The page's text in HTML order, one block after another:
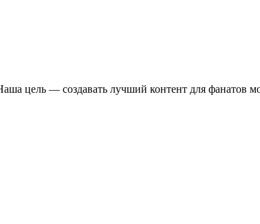
цель — создавать лучший контент для фанатов